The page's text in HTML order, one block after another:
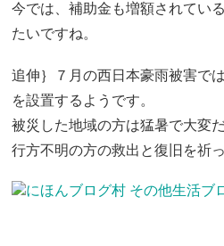
今では、補助金も増額されてい
たいですね。
追伸｝７月の西日本豪雨被害で
を設置するようです。
被災した地域の方は猛暑で大変
行方不明の方の救出と復旧を祈